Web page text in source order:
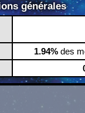
générales
1.94%des